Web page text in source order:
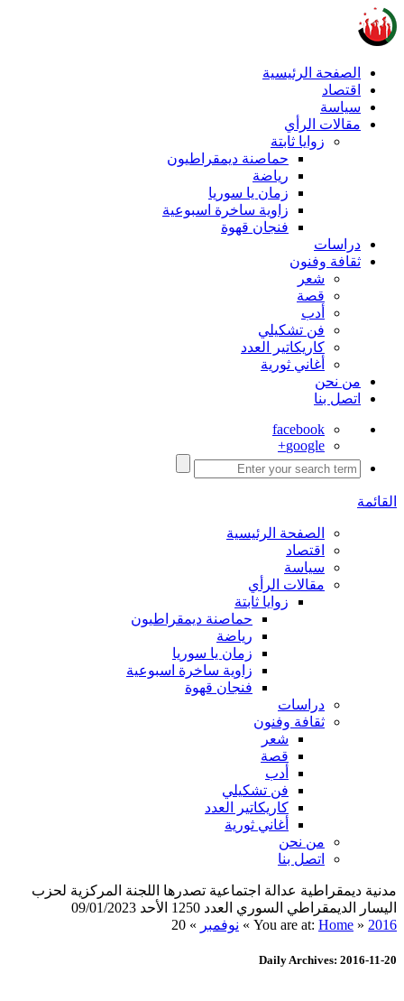
الصفحة الرئيسية
اقتصاد
سياسة
مقالات الرأي
زوايا ثابتة
حماصنة ديمقراطيون
رياضة
زمان يا سوريا
زاوية ساخرة اسبوعية
فنجان قهوة
دراسات
ثقافة وفنون
شعر
قصة
أدب
فن تشكيلي
كاريكاتير العدد
أغاني ثورية
من نحن
اتصل بنا
facebook
google+
القائمة
الصفحة الرئيسية
اقتصاد
سياسة
مقالات الرأي
زوايا ثابتة
حماصنة ديمقراطيون
رياضة
زمان يا سوريا
زاوية ساخرة اسبوعية
فنجان قهوة
دراسات
ثقافة وفنون
شعر
قصة
أدب
فن تشكيلي
كاريكاتير العدد
أغاني ثورية
من نحن
اتصل بنا
مدنية ديمقراطية عدالة اجتماعية تصدرها اللجنة المركزية لحزب
اليسار الديمقراطي السوري العدد 1250 الأحد 09/01/2023
You are at: Home » 2016
» نوفمبر »
20
Daily Archives: 2016-11-20